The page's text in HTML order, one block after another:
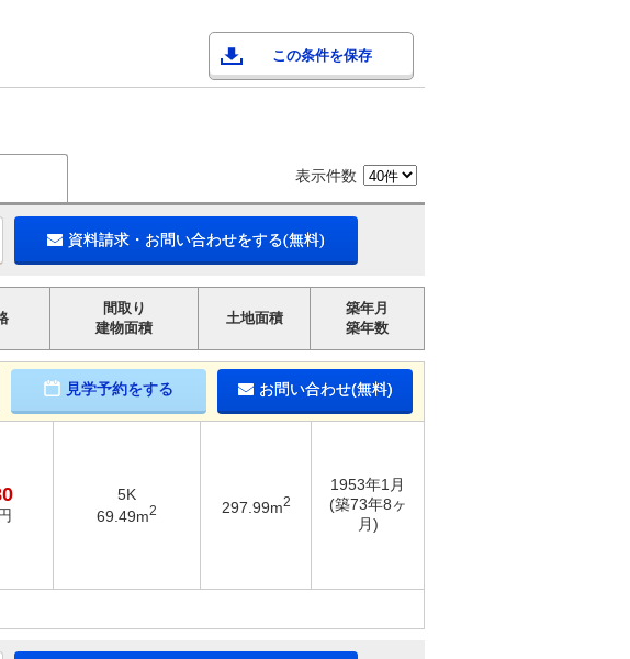
この条件を保存
表示件数
資料請求・お問い合わせをする(無料)
間取り
建物面積
土地面積
築年月
築年数
見学予約をする お問い合わせ(無料)
5K
69.49m2 297.99m2
1953年1月
(築73年8ヶ
月)